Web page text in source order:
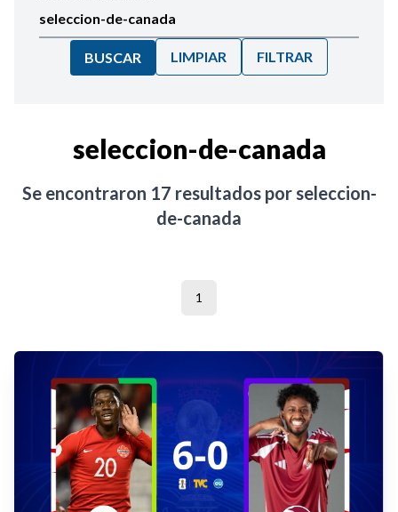
BUSCAR LIMPIAR FILTRAR
seleccion-de-canada
Se encontraron 17 resultados por seleccion-
de-canada
1